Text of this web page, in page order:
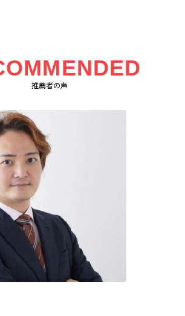
推薦者の声